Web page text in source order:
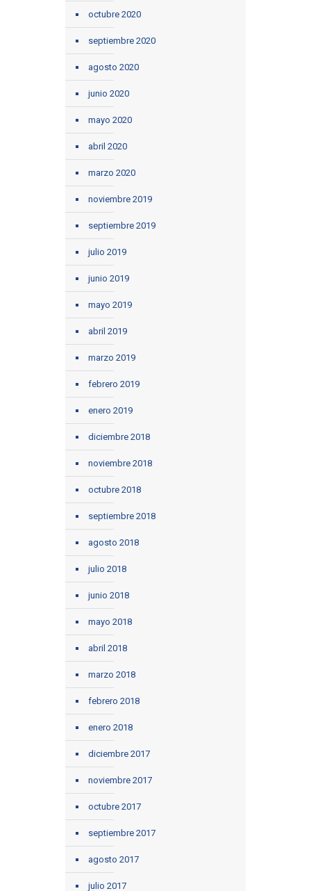
octubre 2020
septiembre 2020
agosto 2020
junio 2020
mayo 2020
abril 2020
marzo 2020
noviembre 2019
septiembre 2019
julio 2019
junio 2019
mayo 2019
abril 2019
marzo 2019
febrero 2019
enero 2019
diciembre 2018
noviembre 2018
octubre 2018
septiembre 2018
agosto 2018
julio 2018
junio 2018
mayo 2018
abril 2018
marzo 2018
febrero 2018
enero 2018
diciembre 2017
noviembre 2017
octubre 2017
septiembre 2017
agosto 2017
julio 2017